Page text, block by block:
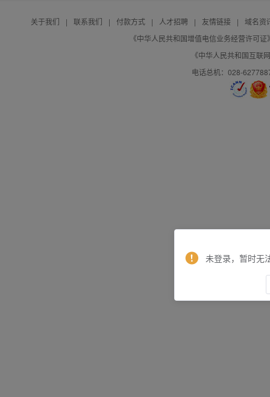
关于我们 | 联系我们 | 付款方式 | 人才招聘 | 友情链接 |
域名资
《中华人民共和国增值电信业务经营许可
《中华人民共和国互联
电话总机：028-
未登录，暂时无